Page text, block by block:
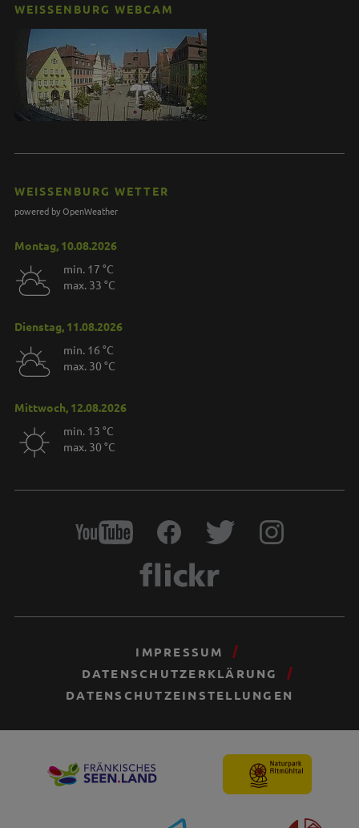
WEISSENBURG WEBCAM
WEISSENBURG WETTER
powered by OpenWeather
Montag, 10.08.2026
min. 17 °C
max. 33 °C
Dienstag, 11.08.2026
min. 16 °C
max. 30 °C
Mittwoch, 12.08.2026
min. 13 °C
max. 30 °C
IMPRESSUM
DATENSCHUTZERKLÄRUNG
DATENSCHUTZEINSTELLUNGEN